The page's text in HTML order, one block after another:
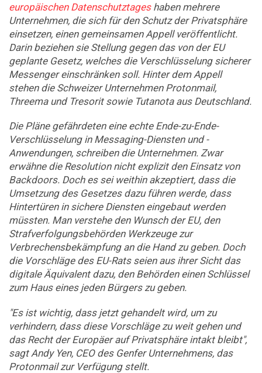
europäischen Datenschutztageshaben mehrere
Unternehmen, die sich für den Schutz der Privatsphäre
einsetzen, einen gemeinsamen Appell veröffentlicht.
Darin beziehen sie Stellung gegen das von der EU
geplante Gesetz, welches die Verschlüsselung sicherer
Messenger einschränken soll. Hinter dem Appell
stehen die Schweizer Unternehmen Protonmail,
Threema und Tresorit sowie Tutanota aus Deutschland.
Die Pläne gefährdeten eine echte Ende-zu-Ende-
Verschlüsselung in Messaging-Diensten und -
Anwendungen, schreiben die Unternehmen. Zwar
erwähne die Resolution nicht explizit den Einsatz von
Backdoors. Doch es sei weithin akzeptiert, dass die
Umsetzung des Gesetzes dazu führen werde, dass
Hintertüren in sichere Diensten eingebaut werden
müssten. Man verstehe den Wunsch der EU, den
Strafverfolgungsbehörden Werkzeuge zur
Verbrechensbekämpfung an die Hand zu geben. Doch
die Vorschläge des EU-Rats seien aus ihrer Sicht das
digitale Äquivalent dazu, den Behörden einen Schlüssel
zum Haus eines jeden Bürgers zu geben.
"Es ist wichtig, dass jetzt gehandelt wird, um zu
verhindern, dass diese Vorschläge zu weit gehen und
das Recht der Europäer auf Privatsphäre intakt bleibt",
sagt Andy Yen, CEO des Genfer Unternehmens, das
Protonmail zur Verfügung stellt.